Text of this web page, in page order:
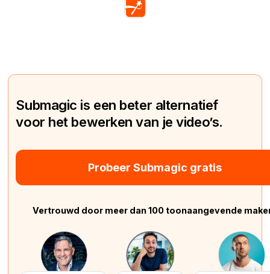
Submagic is een beter alternatief
voor het bewerken van je video’s.
Probeer Submagic gratis
Vertrouwd door meer dan 100 toonaangevende